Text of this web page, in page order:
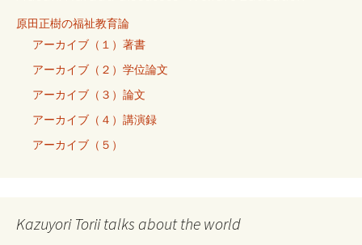
原田正樹の福祉教育論
アーカイブ（１）著書
アーカイブ（２）学位論文
アーカイブ（３）論文
アーカイブ（４）講演録
アーカイブ（５）
Kazuyori Torii talks about the world